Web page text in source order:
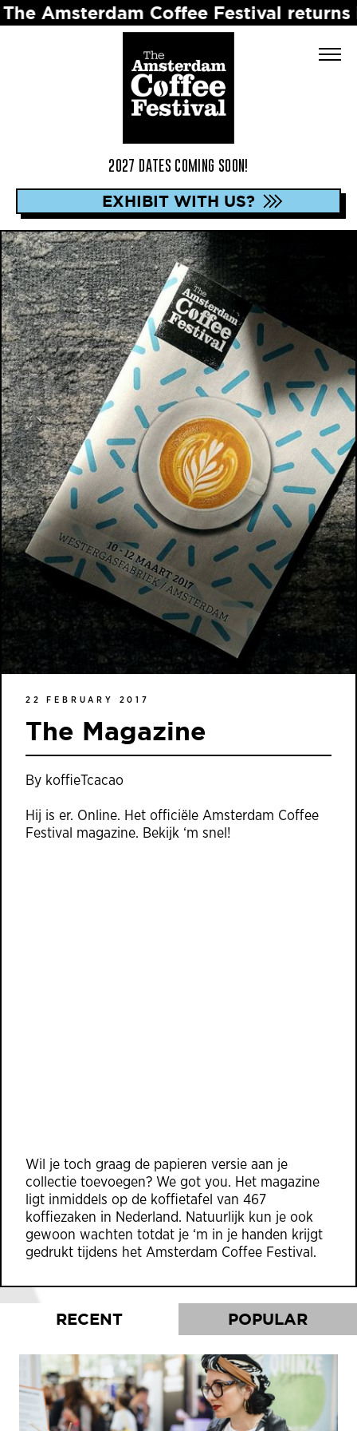
Coffee Festival returns in
2027 DATES COMING SOON!
EXHIBIT WITH US?
22 FEBRUARY 2017
The Magazine
By koffieTcacao
Hij is er. Online. Het officiële Amsterdam Coffee
Festival magazine. Bekijk ‘m snel!
Wil je toch graag de papieren versie aan je
collectie toevoegen? We got you. Het magazine
ligt inmiddels op de koffietafel van 467
koffiezaken in Nederland. Natuurlijk kun je ook
gewoon wachten totdat je ‘m in je handen krijgt
gedrukt tijdens het Amsterdam Coffee Festival.
RECENT POPULAR